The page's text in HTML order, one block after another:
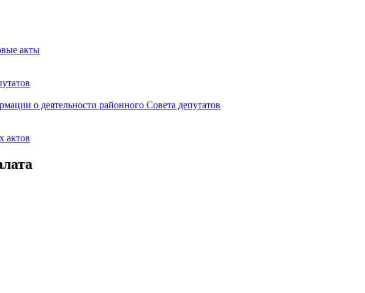
акты
о деятельности районного Совета депутатов
актов